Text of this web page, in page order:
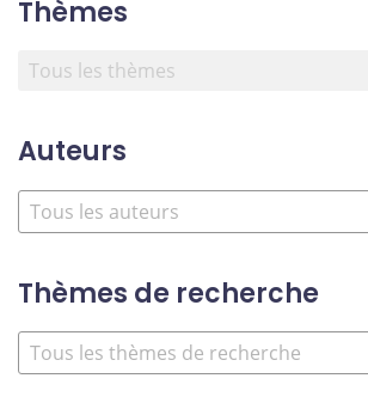
Thèmes
Auteurs
Thèmes de recherche